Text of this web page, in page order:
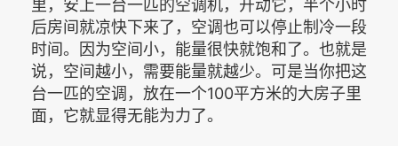
里，安上一台一匹的空调机，开动它，半个小时
后房间就凉快下来了，空调也可以停止制冷一段
时间。因为空间小，能量很快就饱和了。也就是
说，空间越小，需要能量就越少。可是当你把这
台一匹的空调，放在一个100平方米的大房子里
面，它就显得无能为力了。